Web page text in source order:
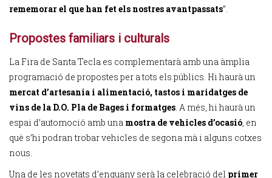
rememorar el que han fet els nostres avantpassats”.
Propostes familiars i culturals
La Fira de Santa Tecla es complementarà amb una àmplia
programació de propostes per a tots els públics. Hi haurà un
mercat d’artesania i alimentació, tastos i maridatges de
vins de la D.O. Pla de Bages i formatges. A més, hi haurà un
espai d’automoció amb una mostra de vehicles d’ocasió, en
què s’hi podran trobar vehicles de segona mà i alguns cotxes
nous.
Una de les novetats d’enguany serà la celebració del primer